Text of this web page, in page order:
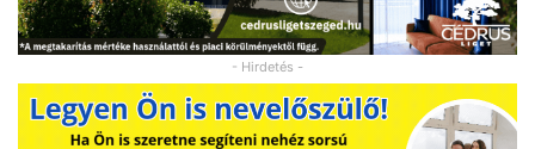
- Hirdetés -